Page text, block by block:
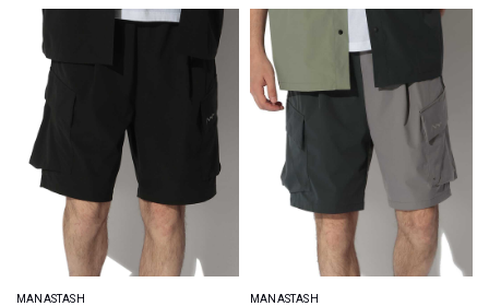
MANASTASH MANASTASH